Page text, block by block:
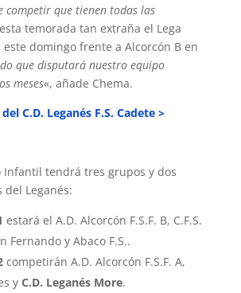
competir que tienen todas las
temorada tan extraña el Lega
domingo frente a Alcorcón B en
que disputará nuestro equipo
meses«, añade Chema.
C.D. Leganés F.S. Cadete >
Infantil tendrá tres grupos y dos
Leganés:
estará el A.D. Alcorcón F.S.F. B, C.F.S.
Fernando y Abaco F.S..
competirán A.D. Alcorcón F.S.F. A,
y C.D. Leganés More.